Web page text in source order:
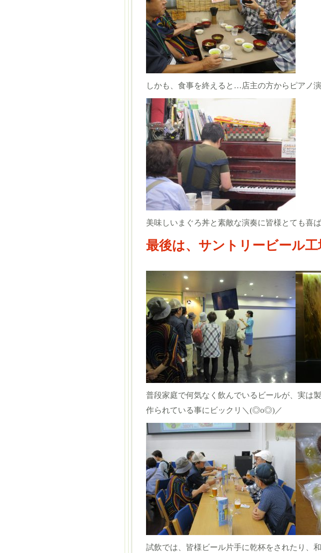
しかも、食事を終えると…店主の方からピアノ
美味しいまぐろ丼と素敵な演奏に皆様とても喜ば
最後は、サントリービール工
普段家庭で何気なく飲んでいるビールが、実は
作られている事にビックリ＼(◎o◎)／
試飲では、皆様ビール片手に乾杯をされたり、